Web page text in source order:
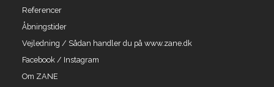
Referencer
Åbningstider
Vejledning / Sådan handler du på www.zane.dk
Facebook / Instagram
Om ZANE